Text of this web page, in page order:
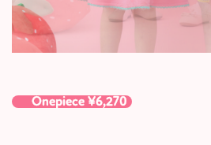
Onepiece ¥6,270